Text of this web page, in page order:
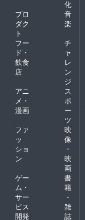
化
プロ
ダク
ト
音
楽
フー
ド・
飲食
店
チ
ャ
レ
ン
ジ
アニ
メ・
漫画
ス
ポ
ー
ツ
ファ
ッ
ショ
ン
映
像
・
映
画
ゲー
ム・
サー
ビス
開発
書
籍
・
雑
誌